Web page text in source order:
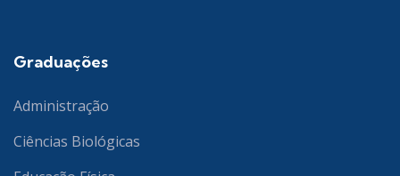
Graduações
Administração
Ciências Biológicas